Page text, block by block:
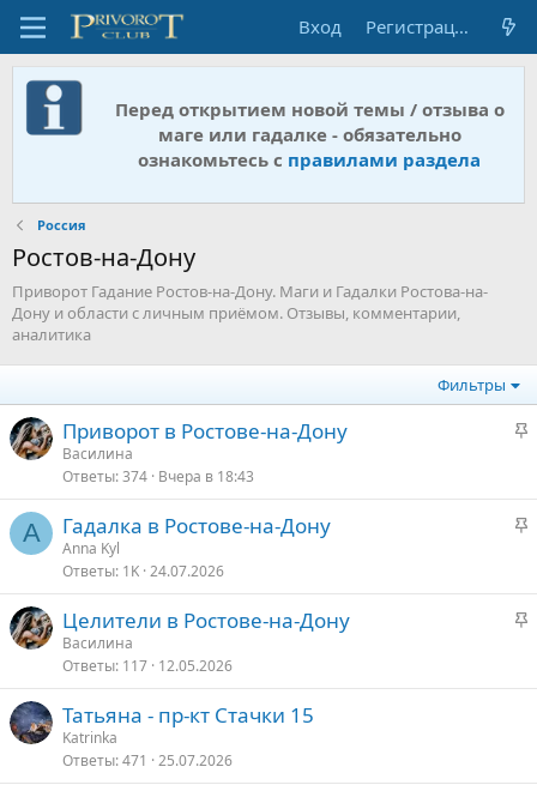
Вход Регистрация
Перед открытием новой темы / отзыва о
маге или гадалке - обязательно
ознакомьтесь с правилами раздела
Россия
Ростов-на-Дону
Приворот Гадание Ростов-на-Дону. Маги и Гадалки Ростова-на-
Дону и области с личным приёмом. Отзывы, комментарии,
аналитика
Фильтры
З
р
е
н
Приворот в Ростове-на-Дону
Василина
Ответы 374 Вчера в 18:43
A
З
р
е
Гадалка в Ростове-на-Дону
Anna Kyl
Ответы 1K 24.07.2026
З
р
Целители в Ростове-на-Дону
Василина
Ответы 117 12.05.2026
Татьяна - пр-кт Стачки 15
Katrinka
Ответы 471 25.07.2026